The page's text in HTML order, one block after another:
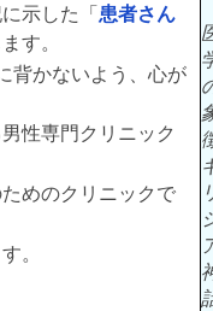
示した「患者さん
す。
背かないよう、心が
性専門クリニック
めのクリニックで
。